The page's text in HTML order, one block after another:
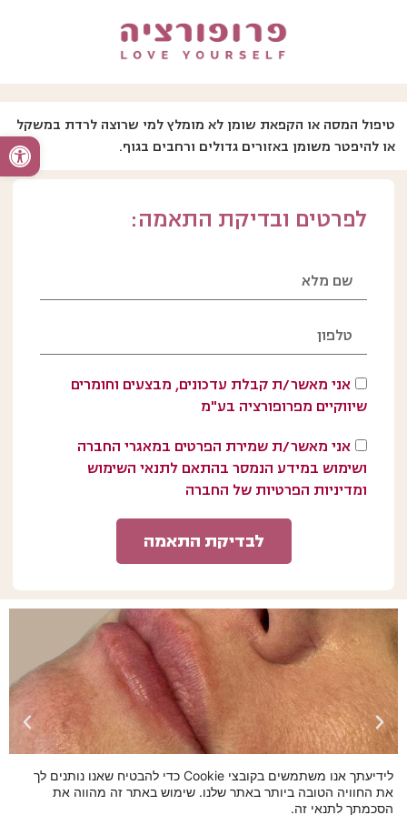
פתח
טיפול המסה או הקפאת שומן לא מומלץ למי שרוצה לרדת במשקל
או להיפטר משומן באזורים גדולים ורחבים בגוף.
לפרטים ובדיקת התאמה:
אני מאשר/ת קבלת עדכונים, מבצעים וחומרים
שיווקיים מפרופורציה בע"מ
אני מאשר/ת שמירת הפרטים במאגרי החברה
ושימוש במידע הנמסר בהתאם לתנאי השימוש
ומדיניות הפרטיות של החברה
לבדיקת התאמה
לידיעתך אנו משתמשים בקובצי Cookie כדי להבטיח שאנו נותנים לך
את החוויה הטובה ביותר באתר שלנו. שימוש באתר זה מהווה את
הסכמתך לתנאי זה.